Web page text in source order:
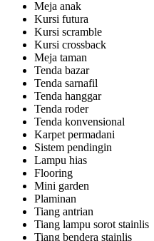
Meja anak
Kursi futura
Kursi scramble
Kursi crossback
Meja taman
Tenda bazar
Tenda sarnafil
Tenda hanggar
Tenda roder
Tenda konvensional
Karpet permadani
Sistem pendingin
Lampu hias
Flooring
Mini garden
Plaminan
Tiang antrian
Tiang lampu sorot stainlis
Tiang bendera stainlis